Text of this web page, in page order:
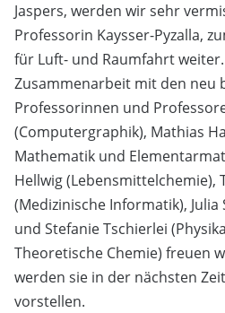
Jaspers, werden wir sehr
Professorin Kaysser-Pyzalla,
für Luft- und Raumfahrt
Zusammenarbeit mit den neu
Professorinnen und
(Computergraphik), Mathias
Mathematik und
Hellwig (Lebensmittelchemie),
(Medizinische Informatik),
und Stefanie Tschierlei
Theoretische Chemie) freuen
werden sie in der nächsten
vorstellen.